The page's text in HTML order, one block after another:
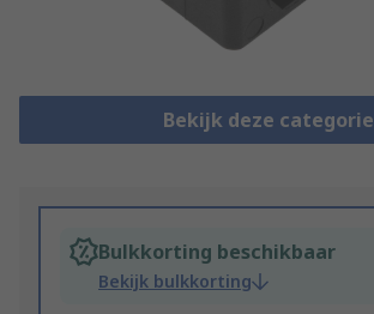
Bekijk deze categorie
Bulkkorting beschikbaar
Bekijk bulkkorting